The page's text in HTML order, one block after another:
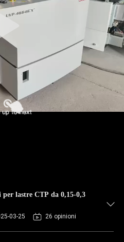
lastre CTP da 0,15-0,3
03-25 26 opinioni